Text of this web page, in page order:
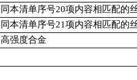
同本清单序号20项内容相匹配的
同本清单序号21项内容相匹配的
高强度合金